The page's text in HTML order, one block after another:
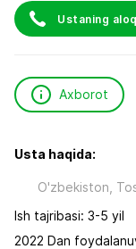
Ustaning
Axborot
Usta haqida:
O'zbekiston,
Ish tajribasi: 3-5 yil
2022 Dan